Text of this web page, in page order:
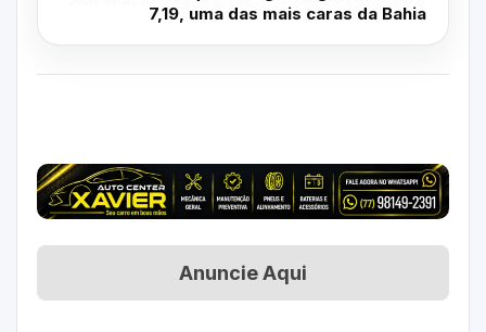
7,19, uma das mais caras da Bahia
Anuncie Aqui